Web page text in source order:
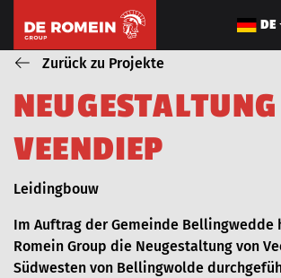
ÜBERSPRINGEN
DE
ROHRLEITUNGSBAU KABELBAU
ÜBER UNS
Zurück zu Projekte
NEUGESTALTUNG
VEENDIEP
Blog_field_Dienst
Leidingbouw
Im Auftrag der Gemeinde Bellingwedde
Romein Group die Neugestaltung von
Südwesten von Bellingwolde